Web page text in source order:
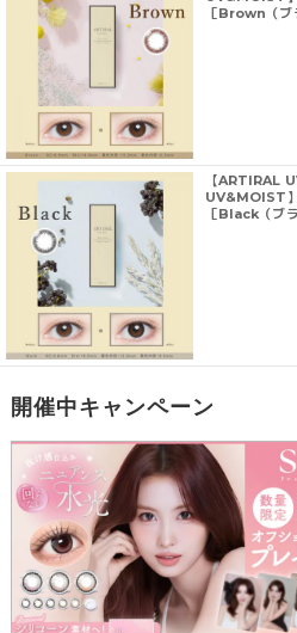
［Brown（ブ
【ARTIRAL
UV&MOIST】
［Black（ブ
開催中キャンペーン